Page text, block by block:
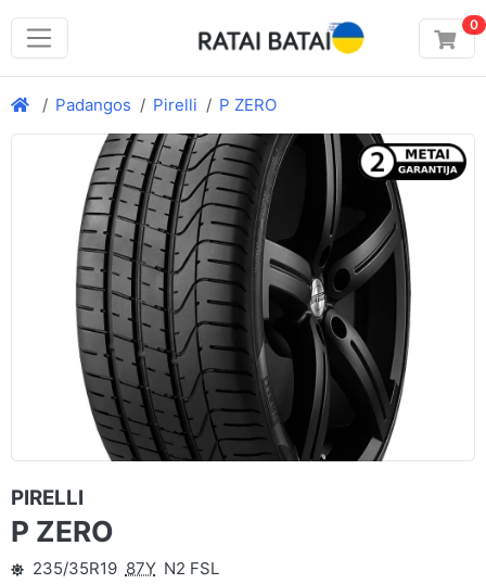
0
Padangos Pirelli P ZERO
PIRELLI
P ZERO
235/35R19 87Y N2 FSL